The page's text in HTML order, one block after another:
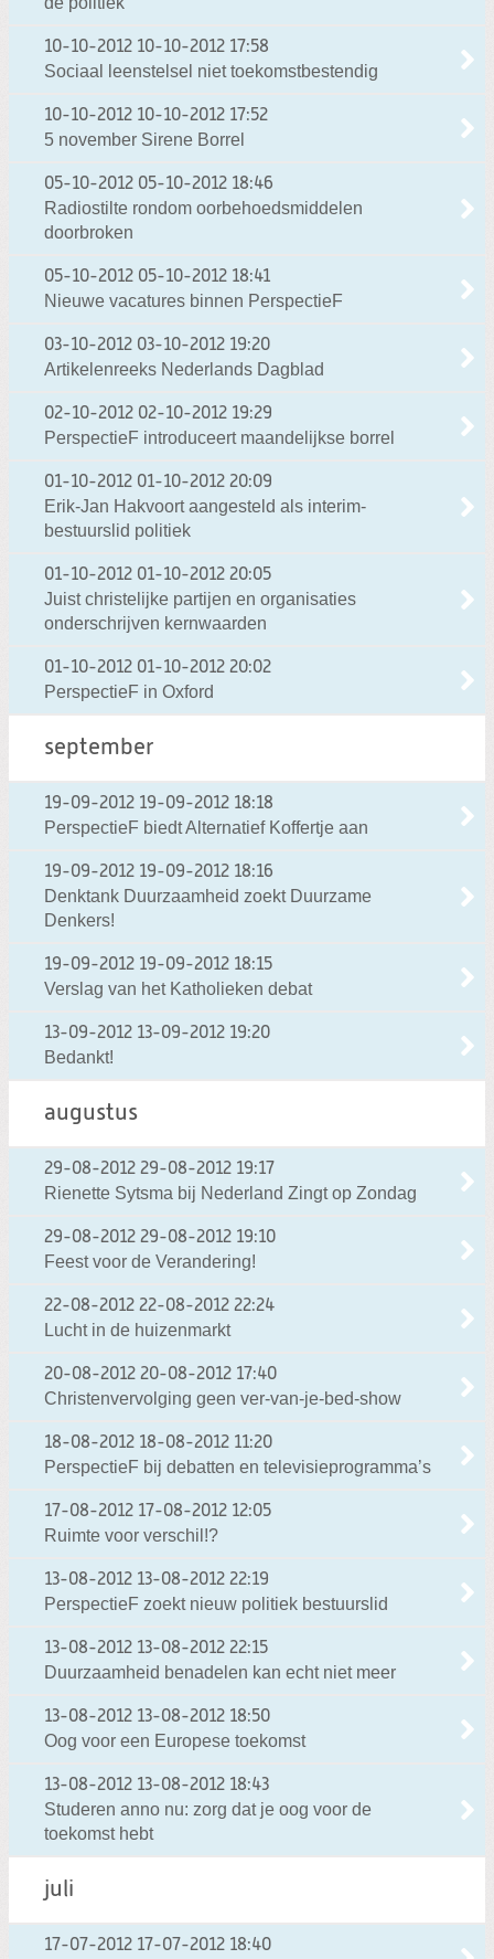
10-10-2012 10-10-2012 17:58
Sociaal leenstelsel niet toekomstbestendig
10-10-2012 10-10-2012 17:52
5 november Sirene Borrel
05-10-2012 05-10-2012 18:46
Radiostilte rondom oorbehoedsmiddelen
doorbroken
05-10-2012 05-10-2012 18:41
Nieuwe vacatures binnen PerspectieF
03-10-2012 03-10-2012 19:20
Artikelenreeks Nederlands Dagblad
02-10-2012 02-10-2012 19:29
PerspectieF introduceert maandelijkse borrel
01-10-2012 01-10-2012 20:09
Erik-Jan Hakvoort aangesteld als interim-
bestuurslid politiek
01-10-2012 01-10-2012 20:05
Juist christelijke partijen en organisaties
onderschrijven kernwaarden
01-10-2012 01-10-2012 20:02
PerspectieF in Oxford
september
19-09-2012 19-09-2012 18:18
PerspectieF biedt Alternatief Koffertje aan
19-09-2012 19-09-2012 18:16
Denktank Duurzaamheid zoekt Duurzame
Denkers!
19-09-2012 19-09-2012 18:15
Verslag van het Katholieken debat
13-09-2012 13-09-2012 19:20
Bedankt!
augustus
29-08-2012 29-08-2012 19:17
Rienette Sytsma bij Nederland Zingt op Zondag
29-08-2012 29-08-2012 19:10
Feest voor de Verandering!
22-08-2012 22-08-2012 22:24
Lucht in de huizenmarkt
20-08-2012 20-08-2012 17:40
Christenvervolging geen ver-van-je-bed-show
18-08-2012 18-08-2012 11:20
PerspectieF bij debatten en televisieprogramma’s
17-08-2012 17-08-2012 12:05
Ruimte voor verschil!?
13-08-2012 13-08-2012 22:19
PerspectieF zoekt nieuw politiek bestuurslid
13-08-2012 13-08-2012 22:15
Duurzaamheid benadelen kan echt niet meer
13-08-2012 13-08-2012 18:50
Oog voor een Europese toekomst
13-08-2012 13-08-2012 18:43
Studeren anno nu: zorg dat je oog voor de
toekomst hebt
juli
17-07-2012 17-07-2012 18:40